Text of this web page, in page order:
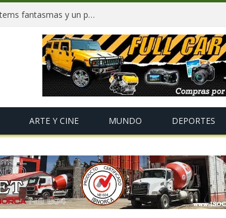
Dockweiler tras 90 días: Deuda millonaria, ítems fantasmas y un plan para salvar La Paz
ARTE Y CINE MUNDO DEPORTES